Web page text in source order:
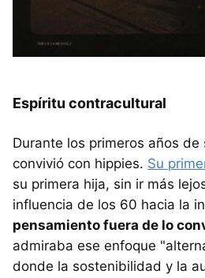
Espíritu contracultural
Durante los primeros años
convivió con hippies. Su
su primera hija, sin ir más
influencia de los 60 hacia la
pensamiento fuera de lo
admiraba ese enfoque
donde la sostenibilidad y la